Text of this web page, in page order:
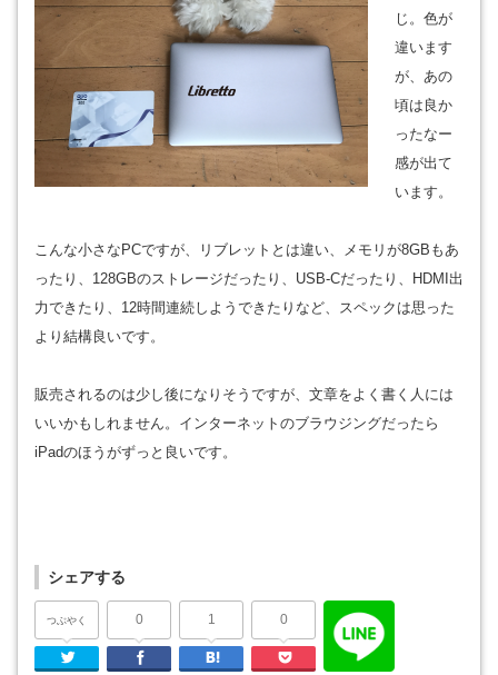
じ。色が
違います
が、あの
頃は良か
ったなー
感が出て
います。
こんな小さなPCですが、リブレットとは違い、メモリが8GBもあ
ったり、128GBのストレージだったり、USB-Cだったり、HDMI出
力できたり、12時間連続しようできたりなど、スペックは思った
より結構良いです。
販売されるのは少し後になりそうですが、文章をよく書く人には
いいかもしれません。インターネットのブラウジングだったら
iPadのほうがずっと良いです。
シェアする
つぶやく
Twitter
0
Facebook
1
はてなブックマーク
0
Pocket